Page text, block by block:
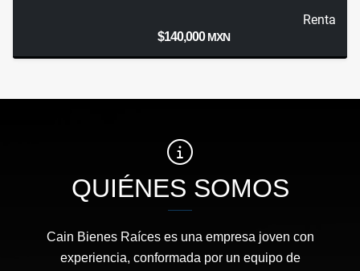
Renta
$140,000MXN
QUIÉNES SOMOS
Cain Bienes Raíces es una empresa joven con
experiencia, conformada por un equipo de